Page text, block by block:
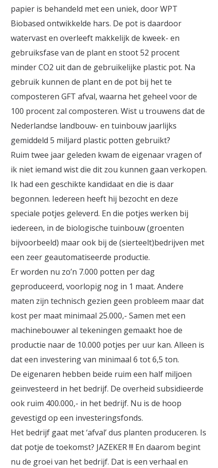
papier is behandeld met een uniek, door WPT
Biobased ontwikkelde hars. De pot is daardoor
watervast en overleeft makkelijk de kweek- en
gebruiksfase van de plant en stoot 52 procent
minder CO2 uit dan de gebruikelijke plastic pot. Na
gebruik kunnen de plant en de pot bij het te
composteren GFT afval, waarna het geheel voor de
100 procent zal composteren. Wist u trouwens dat de
Nederlandse landbouw- en tuinbouw jaarlijks
gemiddeld 5 miljard plastic potten gebruikt?
Ruim twee jaar geleden kwam de eigenaar vragen of
ik niet iemand wist die dit zou kunnen gaan verkopen.
Ik had een geschikte kandidaat en die is daar
begonnen. Iedereen heeft hij bezocht en deze
speciale potjes geleverd. En die potjes werken bij
iedereen, in de biologische tuinbouw (groenten
bijvoorbeeld) maar ook bij de (sierteelt)bedrijven met
een zeer geautomatiseerde productie.
Er worden nu zo’n 7.000 potten per dag
geproduceerd, voorlopig nog in 1 maat. Andere
maten zijn technisch gezien geen probleem maar dat
kost per maat minimaal 25.000,- Samen met een
machinebouwer al tekeningen gemaakt hoe de
productie naar de 10.000 potjes per uur kan. Alleen is
dat een investering van minimaal 6 tot 6,5 ton.
De eigenaren hebben beide ruim een half miljoen
geïnvesteerd in het bedrijf. De overheid subsidieerde
ook ruim 400.000,- in het bedrijf. Nu is de hoop
gevestigd op een investeringsfonds.
Het bedrijf gaat met ‘afval’ dus planten produceren. Is
dat potje de toekomst? JAZEKER !!! En daarom begint
nu de groei van het bedrijf. Dat is een verhaal en